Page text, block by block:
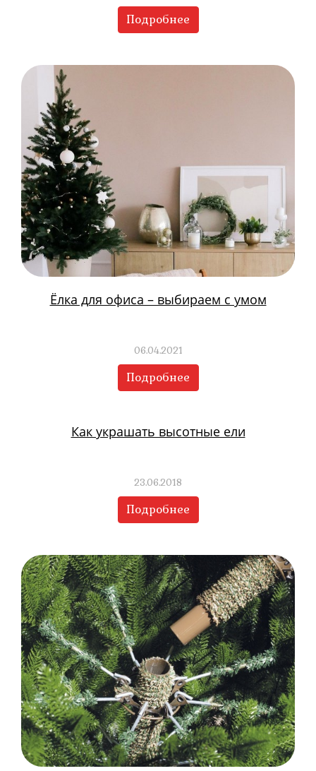
Подробнее
Ёлка для офиса – выбираем с умом
06.04.2021
Подробнее
Как украшать высотные ели
23.06.2018
Подробнее